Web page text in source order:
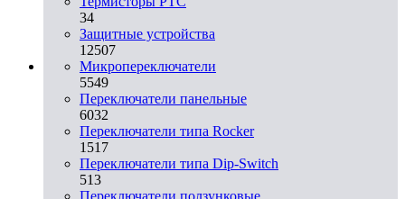
34
Защитные устройства
12507
Микропереключатели
5549
Переключатели панельные
6032
Переключатели типа Rocker
1517
Переключатели типа Dip-Switch
513
Переключатели ползунковые